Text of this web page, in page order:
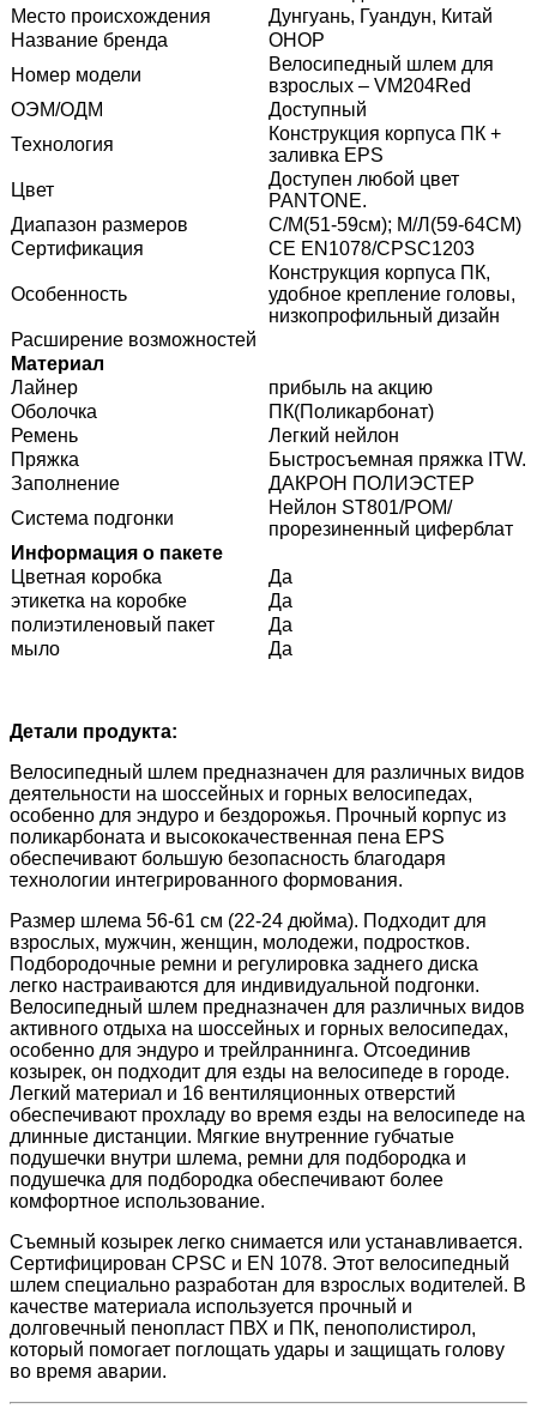
Место происхождения
Дунгуань, Гуандун, Китай
Название бренда
ОНОР
Номер модели
Велосипедный шлем для
взрослых – VM204Red
ОЭМ/ОДМ
Доступный
Технология
Конструкция корпуса ПК +
заливка EPS
Цвет
Доступен любой цвет
PANTONE.
Диапазон размеров
С/М(51-59см); М/Л(59-64СМ)
Сертификация
CE EN1078/CPSC1203
Особенность
Конструкция корпуса ПК,
удобное крепление головы,
низкопрофильный дизайн
Расширение возможностей
Материал
Лайнер
прибыль на акцию
Оболочка
ПК(Поликарбонат)
Ремень
Легкий нейлон
Пряжка
Быстросъемная пряжка ITW.
Заполнение
ДАКРОН ПОЛИЭСТЕР
Система подгонки
Нейлон ST801/POM/
прорезиненный циферблат
Информация о пакете
Цветная коробка
Да
этикетка на коробке
Да
полиэтиленовый пакет
Да
мыло
Да
Детали продукта:
Велосипедный шлем предназначен для различных видов
деятельности на шоссейных и горных велосипедах,
особенно для эндуро и бездорожья. Прочный корпус из
поликарбоната и высококачественная пена EPS
обеспечивают большую безопасность благодаря
технологии интегрированного формования.
Размер шлема 56-61 см (22-24 дюйма). Подходит для
взрослых, мужчин, женщин, молодежи, подростков.
Подбородочные ремни и регулировка заднего диска
легко настраиваются для индивидуальной подгонки.
Велосипедный шлем предназначен для различных видов
активного отдыха на шоссейных и горных велосипедах,
особенно для эндуро и трейлраннинга. Отсоединив
козырек, он подходит для езды на велосипеде в городе.
Легкий материал и 16 вентиляционных отверстий
обеспечивают прохладу во время езды на велосипеде на
длинные дистанции. Мягкие внутренние губчатые
подушечки внутри шлема, ремни для подбородка и
подушечка для подбородка обеспечивают более
комфортное использование.
Съемный козырек легко снимается или устанавливается.
Сертифицирован CPSC и EN 1078. Этот велосипедный
шлем специально разработан для взрослых водителей. В
качестве материала используется прочный и
долговечный пенопласт ПВХ и ПК, пенополистирол,
который помогает поглощать удары и защищать голову
во время аварии.